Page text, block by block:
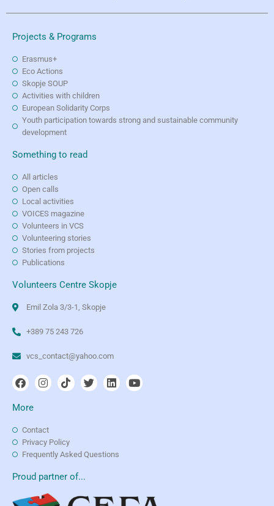
Projects & Programs
Erasmus+
Eco Actions
Skopje SOUP
Activities with children
European Solidarity Corps
Youth participation towards strong and sustainable community
development
Something to read
All articles
Open calls
Local activities
VOICES magazine
Volunteers in VCS
Volunteering stories
Stories from projects
Publications
Volunteers Centre Skopje
Emil Zola 3/3-1, Skopje
+389 75 243 726
vcs_contact@yahoo.com
More
Contact
Privacy Policy
Frequently Asked Questions
Proud partner of...